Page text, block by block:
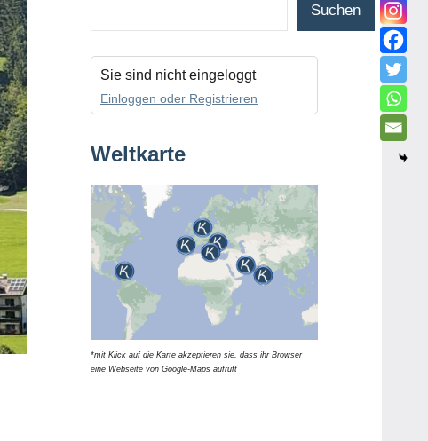
Suchen
Sie sind nicht eingeloggt
Einloggen oder Registrieren
Weltkarte
*mit Klick auf die Karte akzeptieren sie, dass ihr Browser
eine Webseite von Google-Maps aufruft